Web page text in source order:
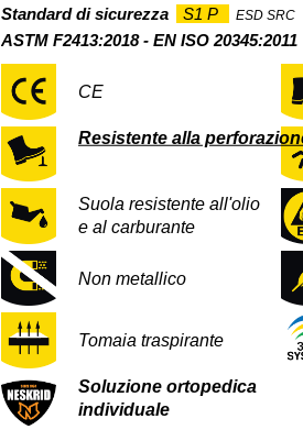
Standard di sicurezza S1 P ESD SRC
ASTM F2413:2018 - EN ISO 20345:2011
CE
Resistente alla
Suola resistente all'olio
e al carburante
Non metallico
Tomaia traspirante
Soluzione ortopedica
individuale